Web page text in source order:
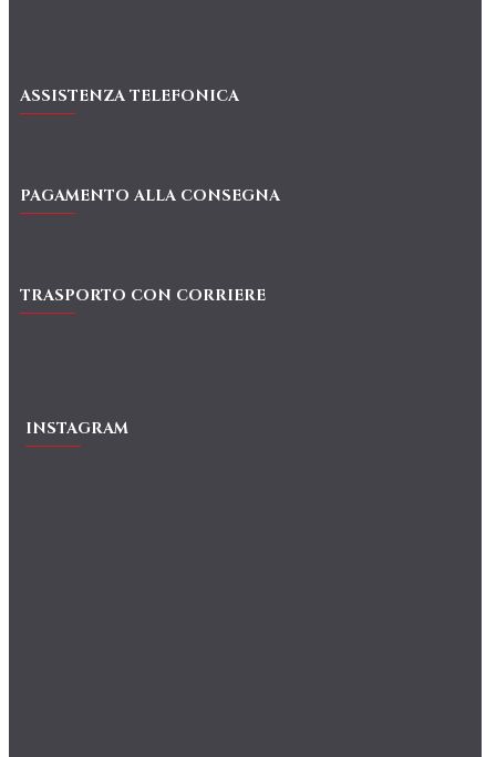
ASSISTENZA TELEFONICA
PAGAMENTO ALLA CONSEGNA
TRASPORTO CON CORRIERE
INSTAGRAM